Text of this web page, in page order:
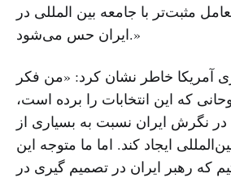
مثبت‌تر با جامعه بین المللی در
ایران حس می‌شود.»
آمریکا خاطر نشان کرد: «من فکر
که این انتخابات را برده است،
در نگرش ایران نسبت به بسیاری از
ایجاد کند. اما ما متوجه این
که رهبر ایران در تصمیم گیری در